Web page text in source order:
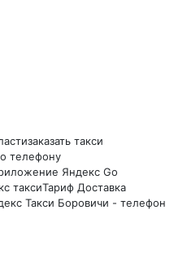
заказать такси
телефону
Яндекс Go
таксиТариф Доставка
Такси Боровичи - телефон